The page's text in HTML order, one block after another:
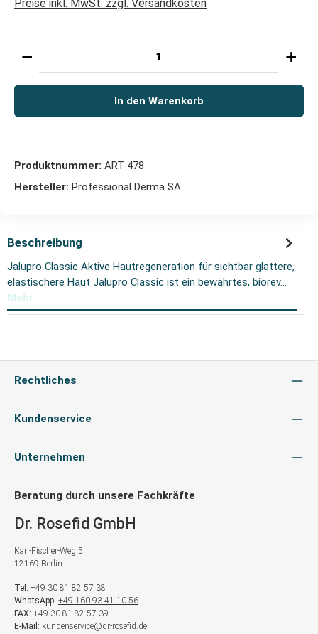
Preise inkl. MwSt. zzgl. Versandkosten
Produkt Anzahl: Gib den gewünschten Wert ein
In den Warenkorb
Produktnummer: ART-478
Hersteller: Professional Derma SA
Beschreibung
Jalupro Classic Aktive Hautregeneration für sichtbar glattere,
elastischere Haut Jalupro Classic ist ein bewährtes, biorev…
Mehr
Rechtliches
Kundenservice
Unternehmen
Beratung durch unsere Fachkräfte
Dr. Rosefid GmbH
Karl-Fischer-Weg 5
12169 Berlin
Tel: +49 30 81 82 57 38
WhatsApp: +49 160 93 41 10 56
FAX: +49 30 81 82 57 39
E-Mail: kundenservice@dr-rosefid.de